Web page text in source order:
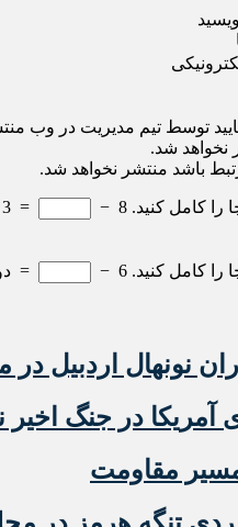
توسط تیم مدیریت در وب
نخواهد شد.
باشد منتشر نخواهد شد.
را کامل کنید. 8
−
=
3
را کامل کنید. 6
−
=
نونهال اردبیل
در جنگ اخیر
مسیر مقاومت